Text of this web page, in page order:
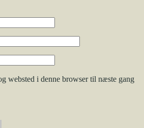
websted i denne browser til næste gang